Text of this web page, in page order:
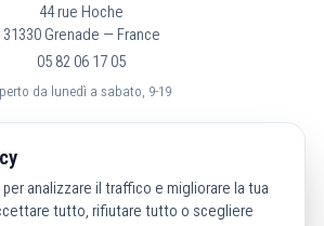
44 rue Hoche
31330 Grenade — France
05 82 06 17 05
da lunedì a sabato, 9-19
analizzare il traffico e migliorare la tua
tutto, rifiutare tutto o scegliere